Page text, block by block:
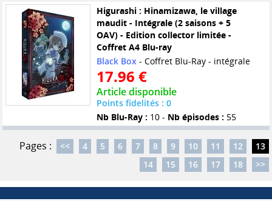
Higurashi : Hinamizawa, le village
maudit - Intégrale (2 saisons + 5
OAV) - Edition collector limitée -
Coffret A4 Blu-ray
Black Box- Coffret Blu-Ray - intégrale
17.96 €
Article disponible
Points fidelités : 0
Nb Blu-Ray : 10 - Nb épisodes : 55
Pages : << 4 5 6 7 8 9 10 11 12
13
14
15 16 17 18 >>